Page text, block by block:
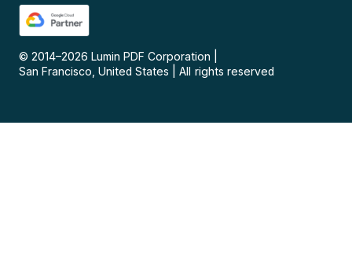
© 2014–2026 Lumin PDF Corporation
San Francisco, United States
All rights reserved